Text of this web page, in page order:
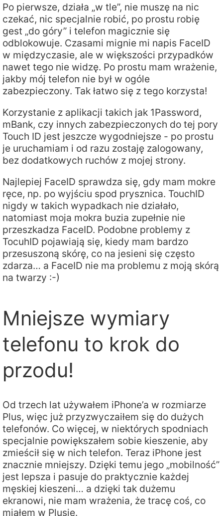
Po pierwsze, działa „w tle”, nie muszę na nic
czekać, nic specjalnie robić, po prostu robię
gest „do góry” i telefon magicznie się
odblokowuje. Czasami mignie mi napis FaceID
w międzyczasie, ale w większości przypadków
nawet tego nie widzę. Po prostu mam wrażenie,
jakby mój telefon nie był w ogóle
zabezpieczony. Tak łatwo się z tego korzysta!
Korzystanie z aplikacji takich jak 1Password,
mBank, czy innych zabezpieczonych do tej pory
Touch ID jest jeszcze wygodniejsze - po prostu
je uruchamiam i od razu zostaję zalogowany,
bez dodatkowych ruchów z mojej strony.
Najlepiej FaceID sprawdza się, gdy mam mokre
ręce, np. po wyjściu spod prysznica. TouchID
nigdy w takich wypadkach nie działało,
natomiast moja mokra buzia zupełnie nie
przeszkadza FaceID. Podobne problemy z
TocuhID pojawiają się, kiedy mam bardzo
przesuszoną skórę, co na jesieni się często
zdarza… a FaceID nie ma problemu z moją skórą
na twarzy :-)
Mniejsze wymiary
telefonu to krok do
przodu!
Od trzech lat używałem iPhone’a w rozmiarze
Plus, więc już przyzwyczaiłem się do dużych
telefonów. Co więcej, w niektórych spodniach
specjalnie powiększałem sobie kieszenie, aby
zmieścił się w nich telefon. Teraz iPhone jest
znacznie mniejszy. Dzięki temu jego „mobilność”
jest lepsza i pasuje do praktycznie każdej
męskiej kieszeni… a dzięki tak dużemu
ekranowi, nie mam wrażenia, że tracę coś, co
miałem w Plusie.